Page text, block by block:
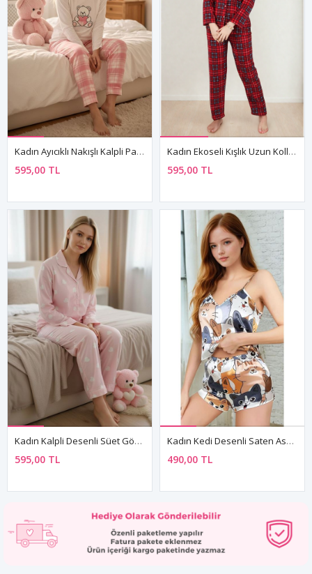
Kadın Ayıcıklı Nakışlı Kalpli Pamuklu Uzun Kollu Mevsimlik Sevgililer Günü Hediyesi Pijama Takımı
595,00 TL
Kadın Ekoseli Kışlık Uzun Kollu Desenli Önden Düğmeli Kırmızı Süet Pijama Takımı
595,00 TL
Kadın Kalpli Desenli Süet Gömlek Yaka Uzun Kol Pembe Kışlık Pijama Takımı
595,00 TL
Kadın Kedi Desenli Saten Askılı Kısa Şortlu Yazlık Pijama Takımı
490,00 TL